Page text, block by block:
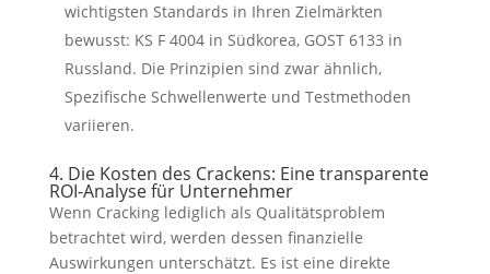
wichtigsten Standards in Ihren Zielmärkten
bewusst: KS F 4004 in Südkorea, GOST 6133 in
Russland. Die Prinzipien sind zwar ähnlich,
Spezifische Schwellenwerte und Testmethoden
variieren.
4. Die Kosten des Crackens: Eine transparente
ROI-Analyse für Unternehmer
Wenn Cracking lediglich als Qualitätsproblem
betrachtet wird, werden dessen finanzielle
Auswirkungen unterschätzt. Es ist eine direkte